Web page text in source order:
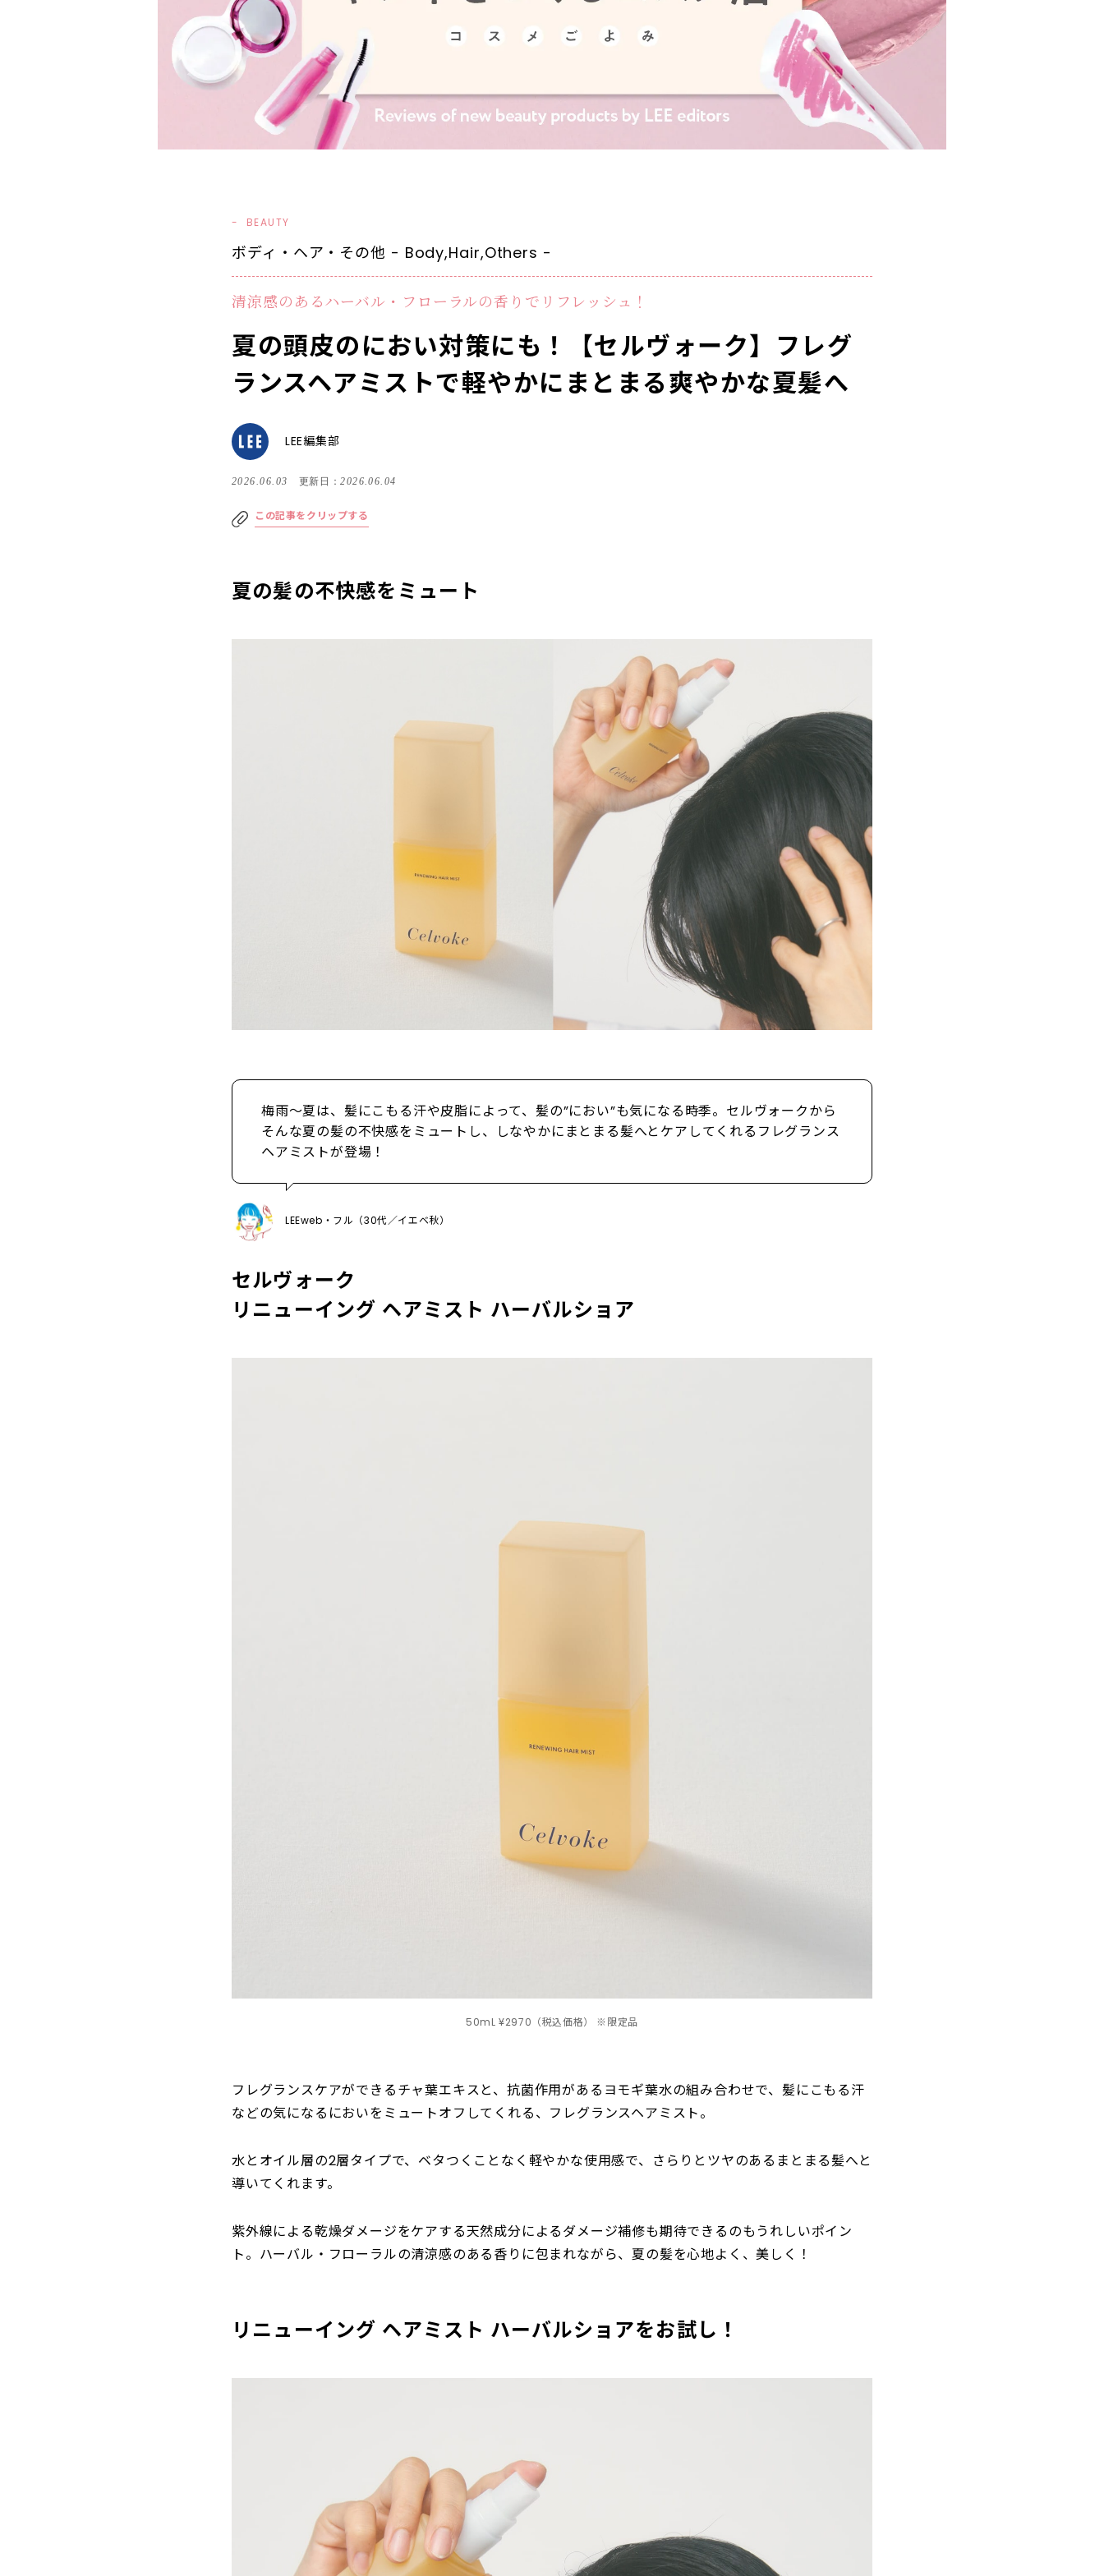
BEAUTY
ボディ・ヘア・その他 - Body,Hair,Others -
清涼感のあるハーバル・フローラルの香りでリフレッシュ！
夏の頭皮のにおい対策にも！【セルヴォーク】フレグ
ランスヘアミストで軽やかにまとまる爽やかな夏髪へ
LEE編集部
2026.06.03 更新日：2026.06.04
この記事をクリップする
夏の髪の不快感をミュート
梅雨～夏は、髪にこもる汗や皮脂によって、髪の”におい”も気になる時季。セルヴォークから
そんな夏の髪の不快感をミュートし、しなやかにまとまる髪へとケアしてくれるフレグランス
ヘアミストが登場！
LEEweb・フル（30代／イエベ秋）
セルヴォーク
リニューイング ヘアミスト ハーバルショア
50mL ¥2970（税込価格） ※限定品
フレグランスケアができるチャ葉エキスと、抗菌作用があるヨモギ葉水の組み合わせで、髪にこもる汗
などの気になるにおいをミュートオフしてくれる、フレグランスヘアミスト。
水とオイル層の2層タイプで、ベタつくことなく軽やかな使用感で、さらりとツヤのあるまとまる髪へと
導いてくれます。
紫外線による乾燥ダメージをケアする天然成分によるダメージ補修も期待できるのもうれしいポイン
ト。ハーバル・フローラルの清涼感のある香りに包まれながら、夏の髪を心地よく、美しく！
リニューイング ヘアミスト ハーバルショアをお試し！